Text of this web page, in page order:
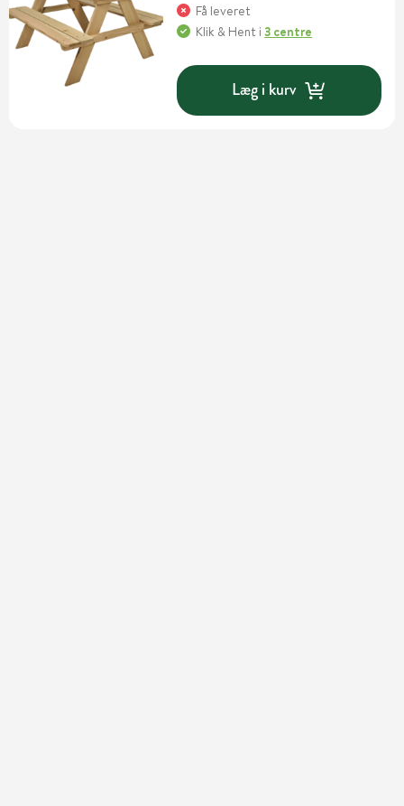
Få leveret
Klik & Hent i3 centre
Læg i kurv